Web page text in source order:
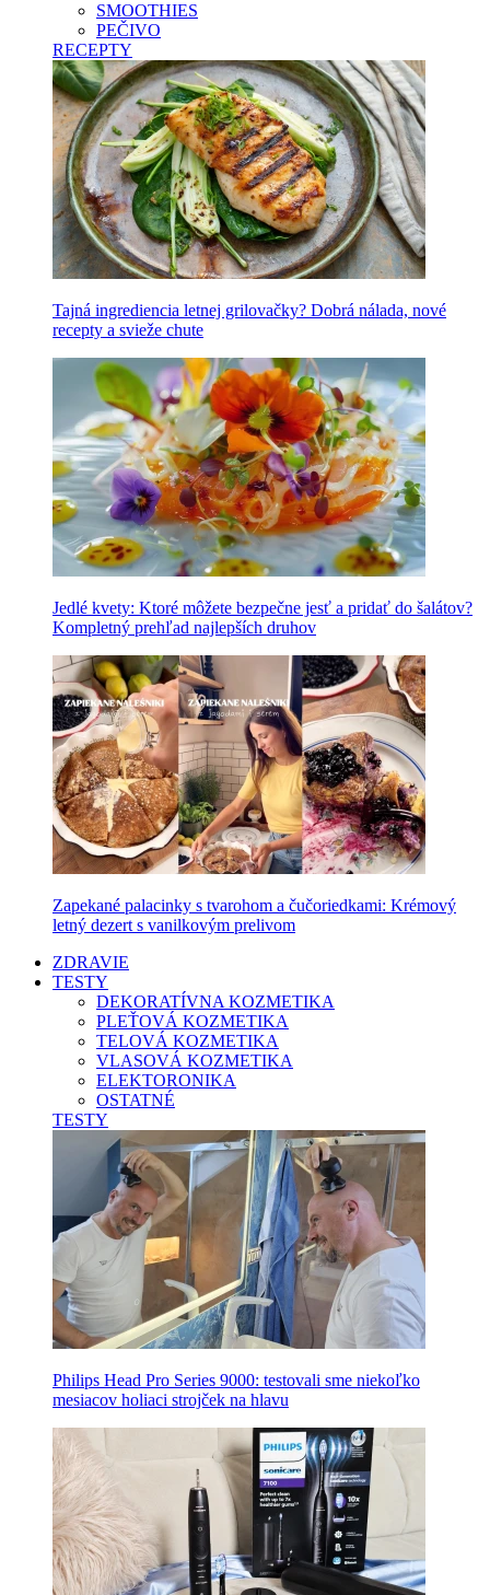
SMOOTHIES
PEČIVO
RECEPTY
Tajná ingrediencia letnej grilovačky? Dobrá nálada, nové
recepty a svieže chute
Jedlé kvety: Ktoré môžete bezpečne jesť a pridať do šalátov?
Kompletný prehľad najlepších druhov
Zapekané palacinky s tvarohom a čučoriedkami: Krémový
letný dezert s vanilkovým prelivom
ZDRAVIE
TESTY
DEKORATÍVNA KOZMETIKA
PLEŤOVÁ KOZMETIKA
TELOVÁ KOZMETIKA
VLASOVÁ KOZMETIKA
ELEKTORONIKA
OSTATNÉ
TESTY
Philips Head Pro Series 9000: testovali sme niekoľko
mesiacov holiaci strojček na hlavu